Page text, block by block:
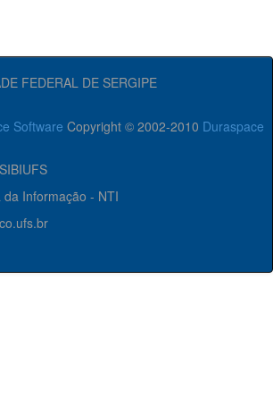
FEDERAL DE SERGIPE
Software Copyright © 2002-2010 Duraspace
Informação - NTI